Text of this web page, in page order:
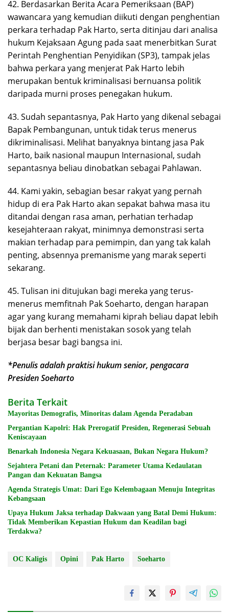
42. Berdasarkan Berita Acara Pemeriksaan (BAP)
wawancara yang kemudian diikuti dengan penghentian
perkara terhadap Pak Harto, serta ditinjau dari analisa
hukum Kejaksaan Agung pada saat menerbitkan Surat
Perintah Penghentian Penyidikan (SP3), tampak jelas
bahwa perkara yang menjerat Pak Harto lebih
merupakan bentuk kriminalisasi bernuansa politik
daripada murni proses penegakan hukum.
43. Sudah sepantasnya, Pak Harto yang dikenal sebagai
Bapak Pembangunan, untuk tidak terus menerus
dikriminalisasi. Melihat banyaknya bintang jasa Pak
Harto, baik nasional maupun Internasional, sudah
sepantasnya beliau dinobatkan sebagai Pahlawan.
44. Kami yakin, sebagian besar rakyat yang pernah
hidup di era Pak Harto akan sepakat bahwa masa itu
ditandai dengan rasa aman, perhatian terhadap
kesejahteraan rakyat, minimnya demonstrasi serta
makian terhadap para pemimpin, dan yang tak kalah
penting, absennya premanisme yang marak seperti
sekarang.
45. Tulisan ini ditujukan bagi mereka yang terus-
menerus memfitnah Pak Soeharto, dengan harapan
agar yang kurang memahami kiprah beliau dapat lebih
bijak dan berhenti menistakan sosok yang telah
berjasa besar bagi bangsa ini.
*Penulis adalah praktisi hukum senior, pengacara
Presiden Soeharto
Berita Terkait
Mayoritas Demografis, Minoritas dalam Agenda Peradaban
Pergantian Kapolri: Hak Prerogatif Presiden, Regenerasi Sebuah
Keniscayaan
Benarkah Indonesia Negara Kekuasaan, Bukan Negara Hukum?
Sejahtera Petani dan Peternak: Parameter Utama Kedaulatan
Pangan dan Kekuatan Bangsa
Agenda Strategis Umat: Dari Ego Kelembagaan Menuju Integritas
Kebangsaan
Upaya Hukum Jaksa terhadap Dakwaan yang Batal Demi Hukum:
Tidak Memberikan Kepastian Hukum dan Keadilan bagi
Terdakwa?
OC Kaligis Opini Pak Harto Soeharto